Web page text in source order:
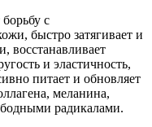
борьбу с
быстро затягивает и
восстанавливает
и эластичность,
питает и обновляет
меланина,
радикалами.